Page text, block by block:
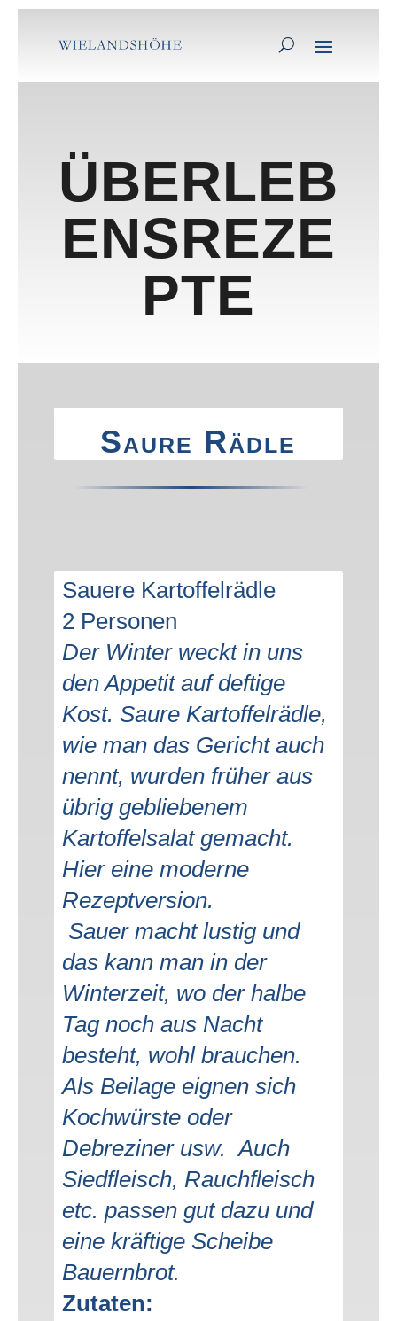
ÜBERLEB
ENSREZE
PTE
Saure Rädle
Sauere Kartoffelrädle
2 Personen
Der Winter weckt in uns
den Appetit auf deftige
Kost. Saure Kartoffelrädle,
wie man das Gericht auch
nennt, wurden früher aus
übrig gebliebenem
Kartoffelsalat gemacht.
Hier eine moderne
Rezeptversion.
Sauer macht lustig und
das kann man in der
Winterzeit, wo der halbe
Tag noch aus Nacht
besteht, wohl brauchen.
Als Beilage eignen sich
Kochwürste oder
Debreziner usw. Auch
Siedfleisch, Rauchfleisch
etc. passen gut dazu und
eine kräftige Scheibe
Bauernbrot.
Zutaten: